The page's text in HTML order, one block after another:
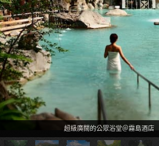
房間外可供私人租用的溫泉＠旅行人